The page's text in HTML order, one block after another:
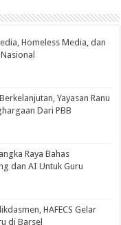
Homeless Media, dan
Yayasan Ranu
Dari PBB
Raya Bahas
dan AI Untuk Guru
HAFECS Gelar
di Barsel